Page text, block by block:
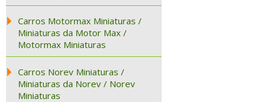
Carros Motormax Miniaturas /
Miniaturas da Motor Max /
Motormax Miniaturas
Carros Norev Miniaturas /
Miniaturas da Norev / Norev
Miniaturas